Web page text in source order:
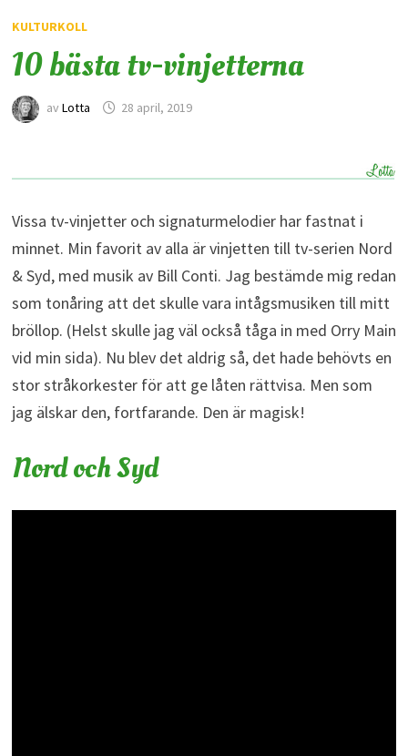
KULTURKOLL
10 bästa tv-vinjetterna
av Lotta 28 april, 2019
Vissa tv-vinjetter och signaturmelodier har fastnat i
minnet. Min favorit av alla är vinjetten till tv-serien Nord
& Syd, med musik av Bill Conti. Jag bestämde mig redan
som tonåring att det skulle vara intågsmusiken till mitt
bröllop. (Helst skulle jag väl också tåga in med Orry Main
vid min sida). Nu blev det aldrig så, det hade behövts en
stor stråkorkester för att ge låten rättvisa. Men som
jag älskar den, fortfarande. Den är magisk!
Nord och Syd